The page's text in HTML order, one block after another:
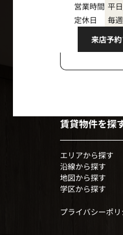
営業時間 平
定休日
毎
来店予
賃貸物件を探
エリアから探す
沿線から探す
地図から探す
学区から探す
プライバシーポリ